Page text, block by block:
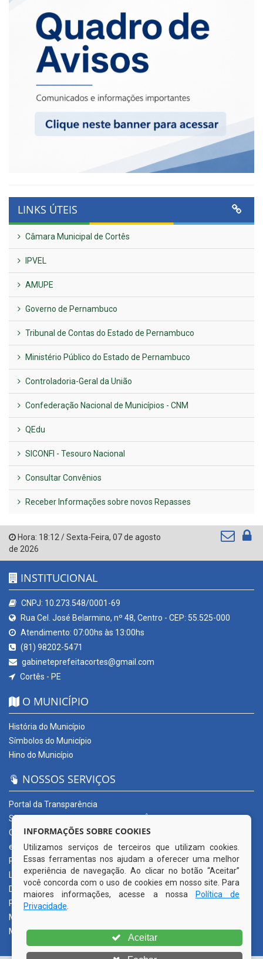
LINKS ÚTEIS
Câmara Municipal de Cortês
IPVEL
AMUPE
Governo de Pernambuco
Tribunal de Contas do Estado de Pernambuco
Ministério Público do Estado de Pernambuco
Controladoria-Geral da União
Confederação Nacional de Municípios - CNM
QEdu
SICONFI - Tesouro Nacional
Consultar Convênios
Receber Informações sobre novos Repasses
Hora: 18:12/Sexta-Feira, 07 de agosto
de 2026
INSTITUCIONAL
CNPJ: 10.273.548/0001-69
Rua Cel. José Belarmino, nº 48, Centro - CEP: 55.525-000
Atendimento: 07:00hs às 13:00hs
(81) 98202-5471
gabineteprefeitacortes@gmail.com
Cortês - PE
O MUNICÍPIO
História do Município
Símbolos do Município
Hino do Município
NOSSOS SERVIÇOS
Portal da Transparência
SERVIÇOS DIGITAIS: CONECTA CORTÊS
Ouvidoria Municipal
e-SIC
Processos de Licitação
Licitações em andamento
Diário Oficial
Publicações Oficiais
Mapa do Site
Mais Serviços
INFORMAÇÕES SOBRE COOKIES
Utilizamos serviços de terceiros que utilizam cookies.
Essas ferramentas nos ajudam a oferecer uma melhor
experiência de navegação. Ao clicar no botão “Aceitar”
você concorda com o uso de cookies em nosso site. Para
maiores informações, acesse a nossa
Política de
Privacidade
Aceitar